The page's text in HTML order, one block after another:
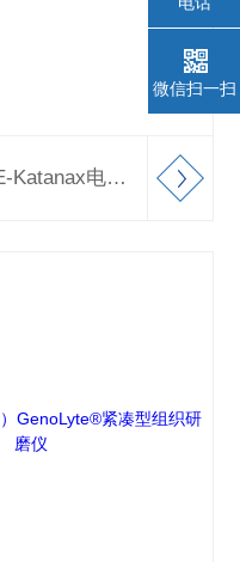
X-300/X-600EE-Katanax电熔片仪熔片产品
微信扫一扫